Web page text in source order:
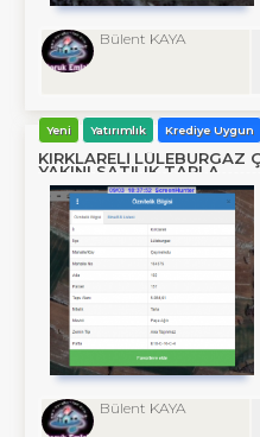
Bülent KAYA
Yeni Yatırımlık Krediye Uygun
KIRKLARELİ LÜLEBURGAZ
YAKINI SATILIK TARLA
Bülent KAYA